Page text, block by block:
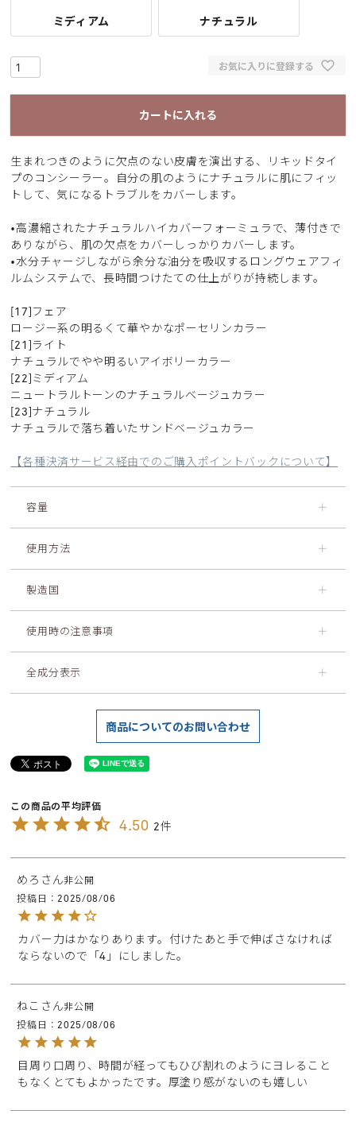
ミディアム ナチュラル
お気に入りに登録する
カートに入れる
生まれつきのように欠点のない皮膚を演出する、リキッドタイ
プのコンシーラー。自分の肌のようにナチュラルに肌にフィッ
トして、気になるトラブルをカバーします。
•高濃縮されたナチュラルハイカバーフォーミュラで、薄付きで
ありながら、肌の欠点をカバーしっかりカバーします。
•水分チャージしながら余分な油分を吸収するロングウェアフィ
ルムシステムで、長時間つけたての仕上がりが持続します。
[17]フェア
ロージー系の明るくて華やかなポーセリンカラー
[21]ライト
ナチュラルでやや明るいアイボリーカラー
[22]ミディアム
ニュートラルトーンのナチュラルベージュカラー
[23]ナチュラル
ナチュラルで落ち着いたサンドベージュカラー
【各種決済サービス経由でのご購入ポイントバックについて】
容量 ＋
使用方法 ＋
製造国 ＋
使用時の注意事項 ＋
全成分表示 ＋
商品についてのお問い合わせ
4.50 2
めろ
非公開
投稿日
2025/08/06
カバー力はかなりあります。付けたあと手で伸ばさなければ
ならないので「4」にしました。
ねこ
非公開
投稿日
2025/08/06
目周り口周り、時間が経ってもひび割れのようにヨレること
もなくとてもよかったです。厚塗り感がないのも嬉しい